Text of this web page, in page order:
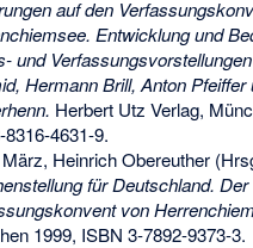
auf den
Entwicklung und
und
Hermann Brill, Anton Pfeiffer
Herbert Utz Verlag,
8316-4631-9.
Heinrich Obereuther
für Deutschland. Der
von
1999, ISBN 3-7892-9373-3.